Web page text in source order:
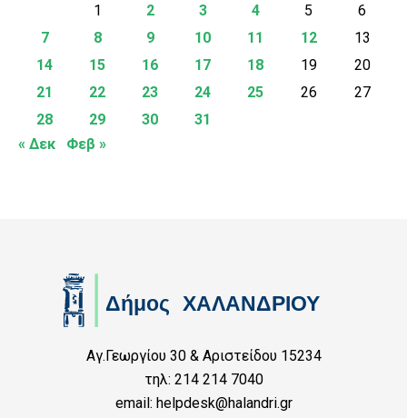
1
2 3 4 5
6
7
8 9 10 11 12
13
14
15 16 17 18 19
20
21
22 23 24 25 26
27
28
29 30
31
« Δεκ
Φεβ »
Αγ.Γεωργίου 30 & Αριστείδου 15234
τηλ: 214 214 7040
email: helpdesk@halandri.gr